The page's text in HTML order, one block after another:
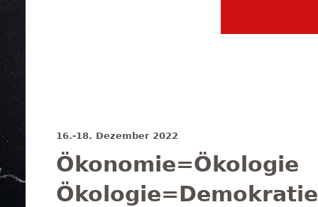
16.-18. Dezember 2022
Ökonomie=Ökologie
Ökologie=Demokratie